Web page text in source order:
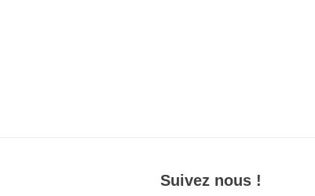
Suivez nous !